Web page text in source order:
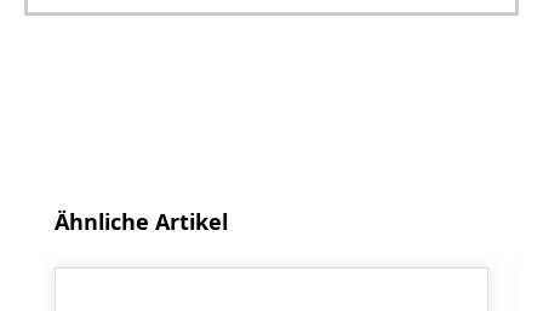
Produktgalerie überspringen
Ähnliche Artikel